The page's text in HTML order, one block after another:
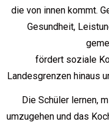
die von innen kommt.
Gesundheit,
fördert soziale
Landesgrenzen hinaus
Die Schüler lernen,
umzugehen und das